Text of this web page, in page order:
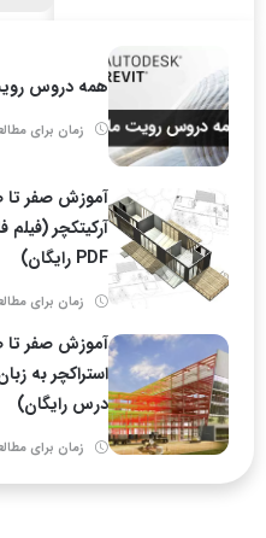
همه دروس
زمان برای مطالعه : 1
آموزش صفر
آرکیتکچر (فیلم
PDF رایگان)
زمان برای مطالعه : 5
آموزش صفر
درس رایگان)
زمان برای مطالعه : 9